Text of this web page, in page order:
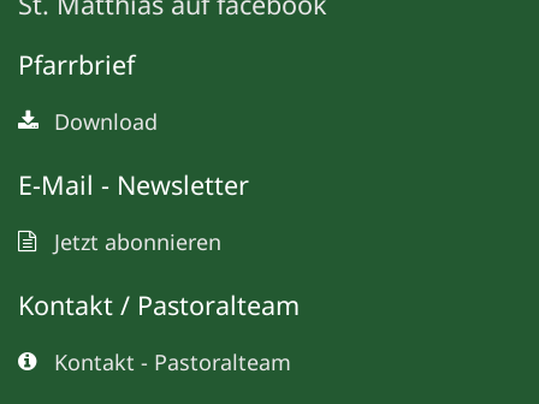
Pfarrbrief
Download
E-Mail - Newsletter
Jetzt abonnieren
Kontakt / Pastoralteam
Kontakt - Pastoralteam